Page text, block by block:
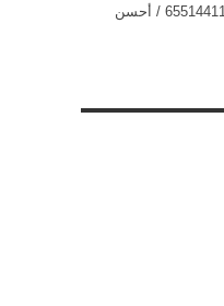
نشتري السيارات بنيد القار / 65514411 / أحسن